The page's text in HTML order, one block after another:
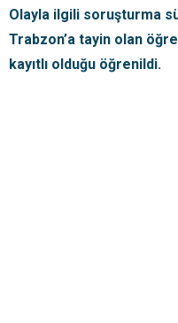
Olayla ilgili soruşturma
Trabzon’a tayin olan
kayıtlı olduğu öğrenildi.